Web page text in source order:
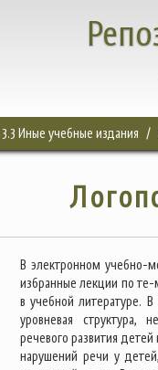
3.3 Иные учебные издания
В электронном учебно-
избранные лекции по
в учебной литературе.
уровневая структура,
речевого развития
нарушений речи у